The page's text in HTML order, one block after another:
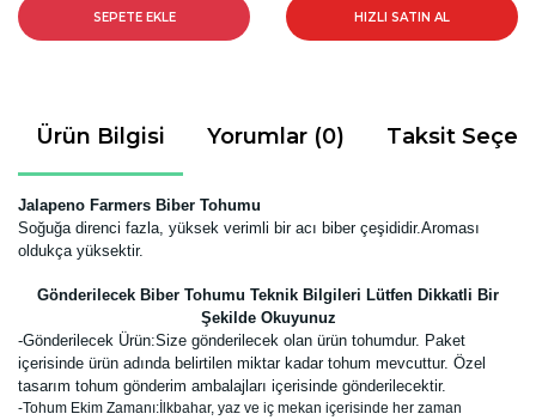
SEPETE EKLE HIZLI SATIN AL
Ürün Bilgisi Yorumlar (0) Taksit
Jalapeno Farmers Biber Tohumu
Soğuğa direnci fazla, yüksek verimli bir acı biber çeşididir.Aroması
oldukça yüksektir.
Gönderilecek Biber Tohumu Teknik Bilgileri Lütfen Dikkatli Bir
Şekilde Okuyunuz
-Gönderilecek Ürün:Size gönderilecek olan ürün tohumdur. Paket
içerisinde ürün adında belirtilen miktar kadar tohum mevcuttur. Özel
tasarım tohum gönderim ambalajları içerisinde gönderilecektir.
-Tohum Ekim Zamanı:İlkbahar, yaz ve iç mekan içerisinde her zaman